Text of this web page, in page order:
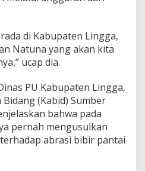
di Kabupaten Lingga,
Natuna yang akan kita
ucap dia.
PU Kabupaten Lingga,
(Kabid) Sumber
bahwa pada
pernah mengusulkan
abrasi bibir pantai